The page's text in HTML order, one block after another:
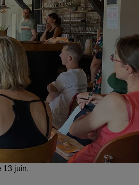
13 juin.